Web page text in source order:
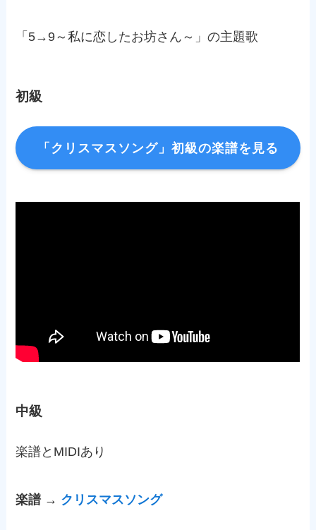
「5→9～私に恋したお坊さん～」の主題歌
初級
「クリスマスソング」初級の楽譜を見る
中級
楽譜とMIDIあり
楽譜 → クリスマスソング